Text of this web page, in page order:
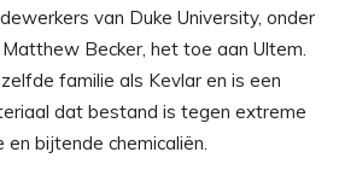
van Duke University, onder
Becker, het toe aan Ultem.
familie als Kevlar en is een
dat bestand is tegen extreme
bijtende chemicaliën.